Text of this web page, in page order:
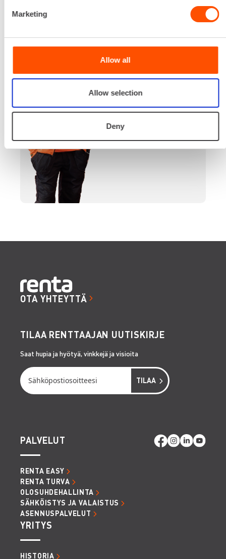
Marketing
Allow all
Allow selection
Deny
Renta palvelee
prosessin ajan laitteiden
valinnasta projektin
SOITA
OTA YHTEYTTÄ
TILAA RENTTAAJAN UUTISKIRJE
Saat hupia ja hyötyä, vinkkejä ja visioita
PALVELUT
RENTA EASY
RENTA TURVA
OLOSUHDEHALLINTA
SÄHKÖISTYS JA VALAISTUS
ASENNUSPALVELUT
YRITYS
HISTORIA